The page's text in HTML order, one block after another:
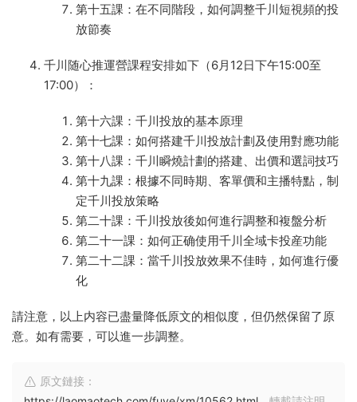
第十五課：在不同階段，如何調整千川短視頻的投
放節奏
千川随心推運營課程安排如下（6月12日下午15:00至
17:00）：
第十六課：千川投放的基本原理
第十七課：如何搭建千川投放計劃及使用對應功能
第十八課：千川瞬燒計劃的搭建、出價和選詞技巧
第十九課：根據不同時期、客單價和主播特點，制
定千川投放策略
第二十課：千川投放後如何進行調整和複盤分析
第二十一課：如何正确使用千川全域卡投産功能
第二十二課：當千川投放效果不佳時，如何進行優
化
請注意，以上内容已盡量降低原文的相似度，但仍然保留了原
意。如有需要，可以進一步調整。
原文鏈接：